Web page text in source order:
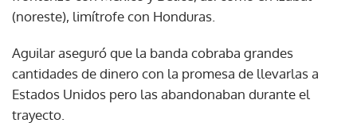
(noreste), limítrofe con Honduras.
Aguilar aseguró que la banda cobraba grandes
cantidades de dinero con la promesa de llevarlas a
Estados Unidos pero las abandonaban durante el
trayecto.